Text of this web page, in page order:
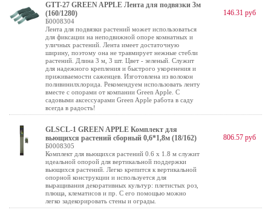
GTT-27 GREEN APPLE Лента для подвязки 3м
(160/1280)
Б0008304
Лента для подвязки растений может использоваться
для фиксации на неподвижной опоре комнатных и
уличных растений. Лента имеет достаточную
ширину, поэтому она не травмирует нежные стебли
растений. Длина 3 м, 3 шт. Цвет - зеленый. Служит
для надежного крепления и быстрого укоренения и
приживаемости саженцев. Изготовлена из волокон
поливинилхлорида. Рекомендуем использовать ленту
вместе с опорами от компании Green Apple. С
садовыми аксессуарами Green Apple работа в саду
всегда в радость!
146.31 руб
GLSCL-1 GREEN APPLE Комплект для
вьющихся растений сборный 0,6*1,8м (18/162)
Б0008305
Комплект для вьющихся растений 0.6 х 1.8 м служит
идеальной опорой для вертикальной поддержки
вьющихся растений. Легко крепится к вертикальной
опорной конструкции и используется для
выращивания декоративных культур: плетистых роз,
плюща, клематисов и пр. С его помощью можно
легко задекорировать стены и ограды.
806.57 руб